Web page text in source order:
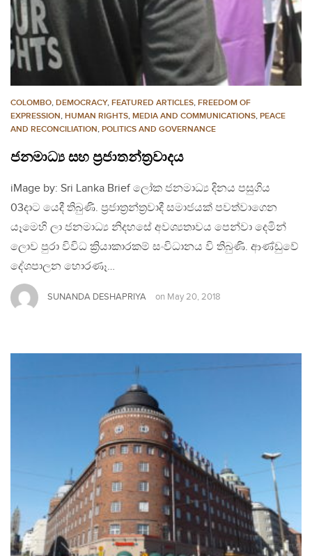
COLOMBO, DEMOCRACY, FEATURED ARTICLES, FREEDOM OF
EXPRESSION, HUMAN RIGHTS, MEDIA AND COMMUNICATIONS, PEACE
AND RECONCILIATION, POLITICS AND GOVERNANCE
ජනමාධ්‍ය සහ ප්‍රජාතන්ත්‍රවාදය
iMage by: Sri Lanka Brief ලෝක ජනමාධ්‍ය දිනය පසුගිය
03දාට යෙදී තිබුණි. ප්‍රජාත්‍රන්ත්‍රවාදී සමාජයක් පවත්වාගෙන
යෑමෙහි ලා ජනමාධ්‍ය නිදහසේ අවශ්‍යතාවය පෙන්වා දෙමින්
ලොව පුරා විවිධ ක්‍රියාකාරකම් සංවිධානය වි තිබුණි. ආණ්ඩුවේ
දේශපාලන හොරණෑ…
SUNANDA DESHAPRIYA on May 20, 2018